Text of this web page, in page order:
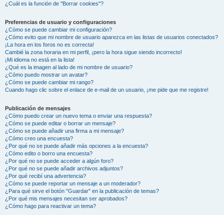
¿Cuál es la función de "Borrar cookies"?
Preferencias de usuario y configuraciones
¿Cómo se puede cambiar mi configuración?
¿Cómo evito que mi nombre de usuario aparezca en las listas de usuarios conectados?
¡La hora en los foros no es correcta!
Cambié la zona horaria en mi perfil, ¡pero la hora sigue siendo incorrecto!
¡Mi idioma no está en la lista!
¿Qué es la imagen al lado de mi nombre de usuario?
¿Cómo puedo mostrar un avatar?
¿Cómo se puede cambiar mi rango?
Cuando hago clic sobre el enlace de e-mail de un usuario, ¡me pide que me registre!
Publicación de mensajes
¿Cómo puedo crear un nuevo tema o enviar una respuesta?
¿Cómo se puede editar o borrar un mensaje?
¿Cómo se puede añadir una firma a mi mensaje?
¿Cómo creo una encuesta?
¿Por qué no se puede añadir más opciones a la encuesta?
¿Cómo edito o borro una encuesta?
¿Por qué no se puede acceder a algún foro?
¿Por qué no se puede añadir archivos adjuntos?
¿Por qué recibí una advertencia?
¿Cómo se puede reportar un mensaje a un moderador?
¿Para qué sirve el botón "Guardar" en la publicación de temas?
¿Por qué mis mensajes necesitan ser aprobados?
¿Cómo hago para reactivar un tema?